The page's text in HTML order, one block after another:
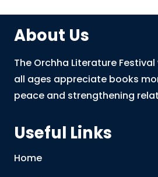
About Us
The Orchha Literature
all ages appreciate books
peace and strengthening
Useful Links
Home